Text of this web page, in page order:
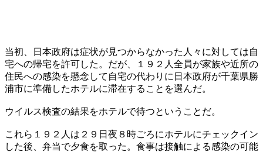
当初、日本政府は症状が見つからなかった人々に対しては自
宅への帰宅を許可した。だが、１９２人全員が家族や近所の
住民への感染を懸念して自宅の代わりに日本政府が千葉県勝
浦市に準備したホテルに滞在することを選んだ。
ウイルス検査の結果をホテルで待つということだ。
これら１９２人は２９日夜８時ごろにホテルにチェックイン
した後、弁当で夕食を取った。食事は接触による感染の可能